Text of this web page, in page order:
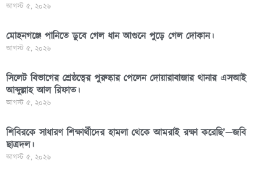
আগস্ট ৫, ২০২৬
মোহনগঞ্জে পানিতে ডুবে গেল ধান আগুনে পুড়ে গেল দোকান।
আগস্ট ৫, ২০২৬
সিলেট বিভাগের শ্রেষ্ঠত্বের পুরুষ্কার পেলেন দোয়ারাবাজার থানার এসআই
আব্দুল্লাহ আল রিফাত।
আগস্ট ৫, ২০২৬
শিবিরকে সাধারণ শিক্ষার্থীদের হামলা থেকে আমরাই রক্ষা করেছি’—জবি
ছাত্রদল।
আগস্ট ৫, ২০২৬